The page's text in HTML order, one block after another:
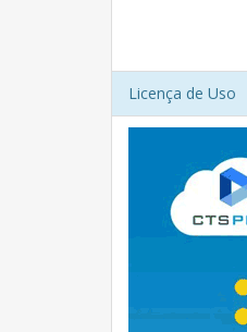
Licença de Uso